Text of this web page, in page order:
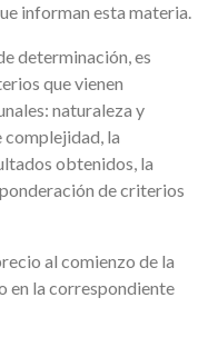
informan esta materia.
determinación, es
que vienen
naturaleza y
complejidad, la
obtenidos, la
de criterios
al comienzo de la
en la correspondiente